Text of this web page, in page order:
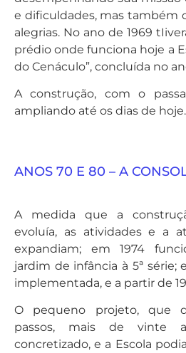
e dificuldades, mas também
alegrias. No ano de 1969
prédio onde funciona hoje a
do Cenáculo”, concluída no
A construção, com o
ampliando até os dias de hoje.
ANOS 70 E 80 – A
A medida que a
evoluía, as atividades e a
expandiam; em 1974
jardim de infância à 5ª série;
implementada, e a partir de
O pequeno projeto, que
passos, mais de vinte
concretizado, e a Escola